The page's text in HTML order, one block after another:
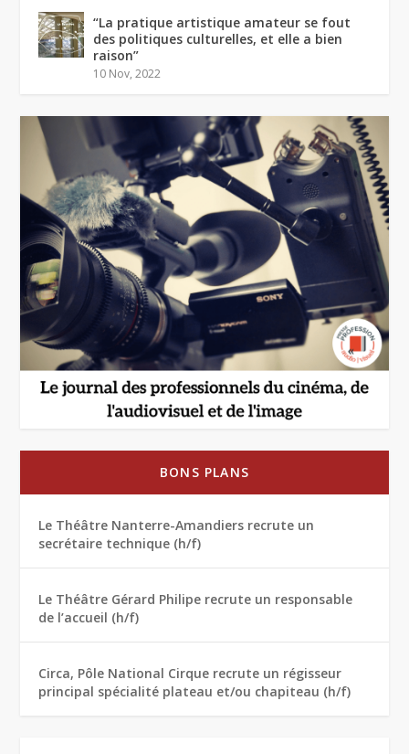
“La pratique artistique amateur se fout
des politiques culturelles, et elle a bien
raison”
10 Nov, 2022
BONS PLANS
Le Théâtre Nanterre-Amandiers recrute un
secrétaire technique (h/f)
Le Théâtre Gérard Philipe recrute un responsable
de l’accueil (h/f)
Circa, Pôle National Cirque recrute un régisseur
principal spécialité plateau et/ou chapiteau (h/f)